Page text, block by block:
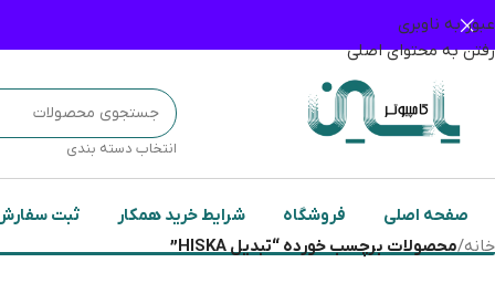
عبور به ناوبری
رفتن به محتوای اصلی
انتخاب دسته بندی
صفحه اصلی فروشگاه شرایط خرید همکار ثبت
خانه/محصولات برچسب خورده “تبدیل HISKA”